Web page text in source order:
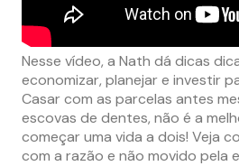
Nesse vídeo, a Nath dá dicas
economizar, planejar e investir
Casar com as parcelas antes
escovas de dentes, não é a
começar uma vida a dois! Veja
com a razão e não movido pela